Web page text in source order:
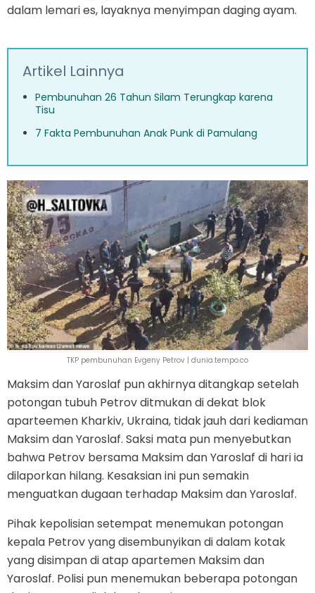
dalam lemari es, layaknya menyimpan daging ayam.
Artikel Lainnya
Pembunuhan 26 Tahun Silam Terungkap karena
Tisu
7 Fakta Pembunuhan Anak Punk di Pamulang
TKP pembunuhan Evgeny Petrov | dunia.tempo.co
Maksim dan Yaroslaf pun akhirnya ditangkap setelah
potongan tubuh Petrov ditmukan di dekat blok
aparteemen Kharkiv, Ukraina, tidak jauh dari kediaman
Maksim dan Yaroslaf. Saksi mata pun menyebutkan
bahwa Petrov bersama Maksim dan Yaroslaf di hari ia
dilaporkan hilang. Kesaksian ini pun semakin
menguatkan dugaan terhadap Maksim dan Yaroslaf.
Pihak kepolisian setempat menemukan potongan
kepala Petrov yang disembunyikan di dalam kotak
yang disimpan di atap apartemen Maksim dan
Yaroslaf. Polisi pun menemukan beberapa potongan